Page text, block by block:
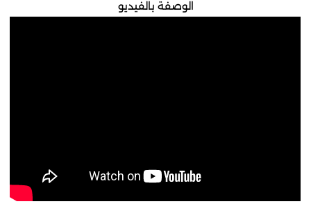
الوصفة بالفيديو